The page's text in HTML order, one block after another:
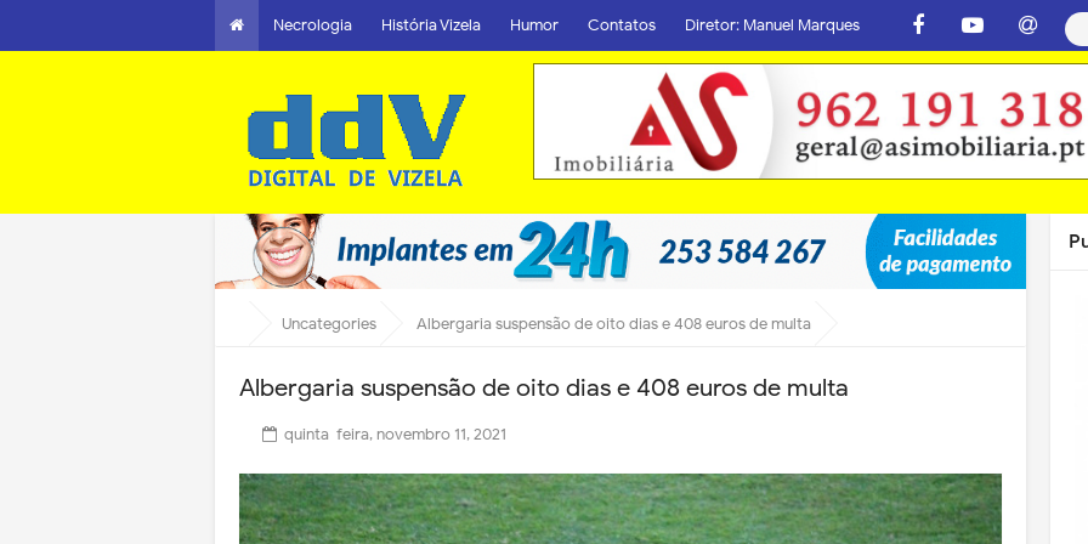
Necrologia História Vizela Humor Contatos Diretor: Manuel Marques
Uncategories Albergaria suspensão de oito dias e 408 euros de multa
Albergaria suspensão de oito dias e 408 euros de multa
quinta-feira, novembro 11, 2021